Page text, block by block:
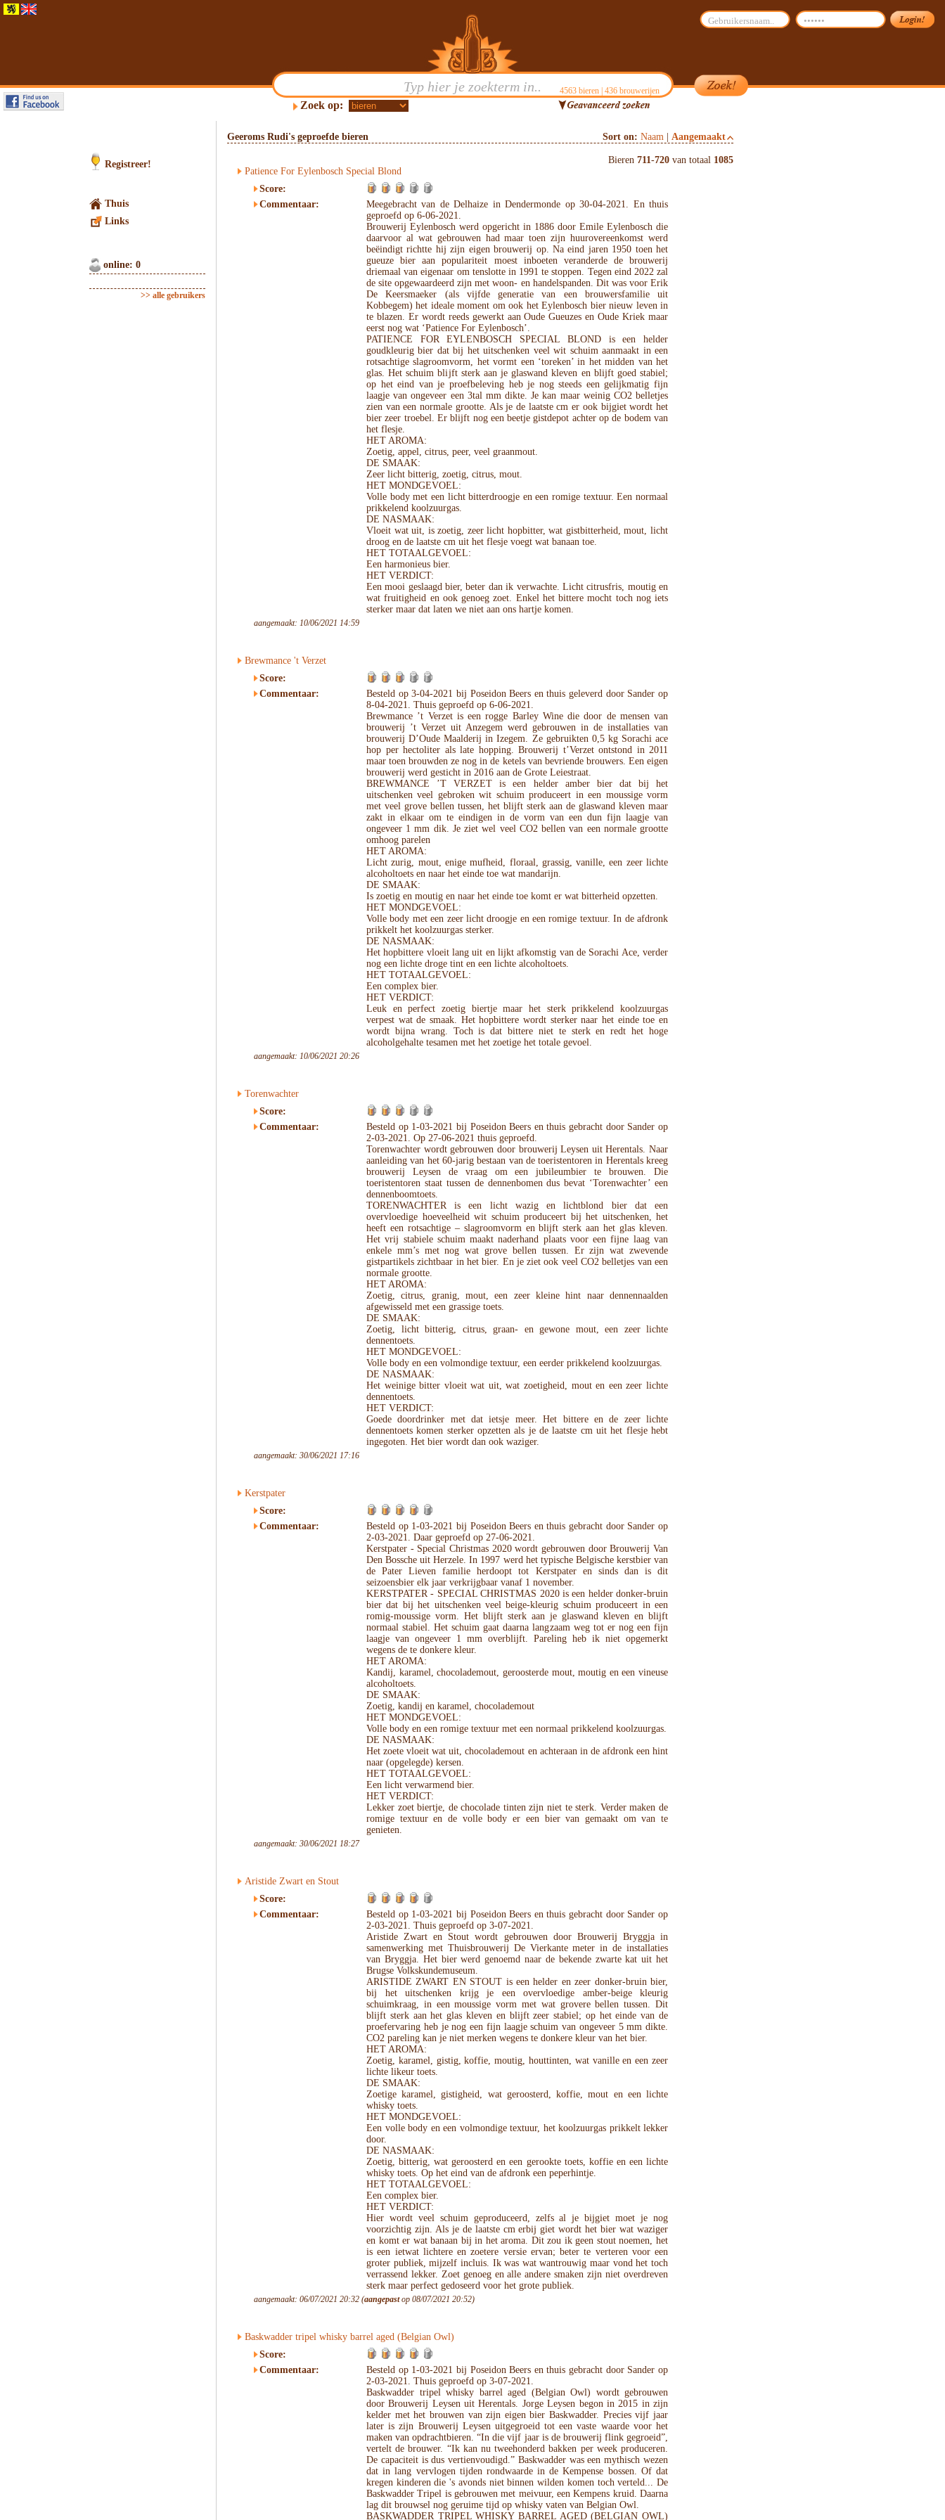
4563bieren | 436brouwerijen
Zoek op:
Registreer!
Thuis
Links
online: 0
>> alle gebruikers
Geeroms Rudi's geproefde bieren Sort on: Naam Aangemaakt
Bieren 711-720 van totaal 1085
Patience For Eylenbosch Special Blond
Score:
Commentaar:
Meegebracht van de Delhaize in Dendermonde op 30-04-2021. En thuis
geproefd op 6-06-2021.
Brouwerij Eylenbosch werd opgericht in 1886 door Emile Eylenbosch die
daarvoor al wat gebrouwen had maar toen zijn huurovereenkomst werd
beëindigt richtte hij zijn eigen brouwerij op. Na eind jaren 1950 toen het
gueuze bier aan populariteit moest inboeten veranderde de brouwerij
driemaal van eigenaar om tenslotte in 1991 te stoppen. Tegen eind 2022 zal
de site opgewaardeerd zijn met woon- en handelspanden. Dit was voor Erik
De Keersmaeker (als vijfde generatie van een brouwersfamilie uit
Kobbegem) het ideale moment om ook het Eylenbosch bier nieuw leven in
te blazen. Er wordt reeds gewerkt aan Oude Gueuzes en Oude Kriek maar
eerst nog wat ‘Patience For Eylenbosch’.
PATIENCE FOR EYLENBOSCH SPECIAL BLOND is een helder
goudkleurig bier dat bij het uitschenken veel wit schuim aanmaakt in een
rotsachtige slagroomvorm, het vormt een ‘toreken’ in het midden van het
glas. Het schuim blijft sterk aan je glaswand kleven en blijft goed stabiel;
op het eind van je proefbeleving heb je nog steeds een gelijkmatig fijn
laagje van ongeveer een 3tal mm dikte. Je kan maar weinig CO2 belletjes
zien van een normale grootte. Als je de laatste cm er ook bijgiet wordt het
bier zeer troebel. Er blijft nog een beetje gistdepot achter op de bodem van
het flesje.
HET AROMA:
Zoetig, appel, citrus, peer, veel graanmout.
DE SMAAK:
Zeer licht bitterig, zoetig, citrus, mout.
HET MONDGEVOEL:
Volle body met een licht bitterdroogje en een romige textuur. Een normaal
prikkelend koolzuurgas.
DE NASMAAK:
Vloeit wat uit, is zoetig, zeer licht hopbitter, wat gistbitterheid, mout, licht
droog en de laatste cm uit het flesje voegt wat banaan toe.
HET TOTAALGEVOEL:
Een harmonieus bier.
HET VERDICT:
Een mooi geslaagd bier, beter dan ik verwachte. Licht citrusfris, moutig en
wat fruitigheid en ook genoeg zoet. Enkel het bittere mocht toch nog iets
sterker maar dat laten we niet aan ons hartje komen.
aangemaakt: 10/06/2021 14:59
Brewmance 't Verzet
Score:
Commentaar:
Besteld op 3-04-2021 bij Poseidon Beers en thuis geleverd door Sander op
8-04-2021. Thuis geproefd op 6-06-2021.
Brewmance ’t Verzet is een rogge Barley Wine die door de mensen van
brouwerij ’t Verzet uit Anzegem werd gebrouwen in de installaties van
brouwerij D’Oude Maalderij in Izegem. Ze gebruikten 0,5 kg Sorachi ace
hop per hectoliter als late hopping. Brouwerij t’Verzet ontstond in 2011
maar toen brouwden ze nog in de ketels van bevriende brouwers. Een eigen
brouwerij werd gesticht in 2016 aan de Grote Leiestraat.
BREWMANCE ’T VERZET is een helder amber bier dat bij het
uitschenken veel gebroken wit schuim produceert in een moussige vorm
met veel grove bellen tussen, het blijft sterk aan de glaswand kleven maar
zakt in elkaar om te eindigen in de vorm van een dun fijn laagje van
ongeveer 1 mm dik. Je ziet wel veel CO2 bellen van een normale grootte
omhoog parelen
HET AROMA:
Licht zurig, mout, enige mufheid, floraal, grassig, vanille, een zeer lichte
alcoholtoets en naar het einde toe wat mandarijn.
DE SMAAK:
Is zoetig en moutig en naar het einde toe komt er wat bitterheid opzetten.
HET MONDGEVOEL:
Volle body met een zeer licht droogje en een romige textuur. In de afdronk
prikkelt het koolzuurgas sterker.
DE NASMAAK:
Het hopbittere vloeit lang uit en lijkt afkomstig van de Sorachi Ace, verder
nog een lichte droge tint en een lichte alcoholtoets.
HET TOTAALGEVOEL:
Een complex bier.
HET VERDICT:
Leuk en perfect zoetig biertje maar het sterk prikkelend koolzuurgas
verpest wat de smaak. Het hopbittere wordt sterker naar het einde toe en
wordt bijna wrang. Toch is dat bittere niet te sterk en redt het hoge
alcoholgehalte tesamen met het zoetige het totale gevoel.
aangemaakt: 10/06/2021 20:26
Torenwachter
Score:
Commentaar:
Besteld op 1-03-2021 bij Poseidon Beers en thuis gebracht door Sander op
2-03-2021. Op 27-06-2021 thuis geproefd.
Torenwachter wordt gebrouwen door brouwerij Leysen uit Herentals. Naar
aanleiding van het 60-jarig bestaan van de toeristentoren in Herentals kreeg
brouwerij Leysen de vraag om een jubileumbier te brouwen. Die
toeristentoren staat tussen de dennenbomen dus bevat ‘Torenwachter’ een
dennenboomtoets.
TORENWACHTER is een licht wazig en lichtblond bier dat een
overvloedige hoeveelheid wit schuim produceert bij het uitschenken, het
heeft een rotsachtige – slagroomvorm en blijft sterk aan het glas kleven.
Het vrij stabiele schuim maakt naderhand plaats voor een fijne laag van
enkele mm’s met nog wat grove bellen tussen. Er zijn wat zwevende
gistpartikels zichtbaar in het bier. En je ziet ook veel CO2 belletjes van een
normale grootte.
HET AROMA:
Zoetig, citrus, granig, mout, een zeer kleine hint naar dennennaalden
afgewisseld met een grassige toets.
DE SMAAK:
Zoetig, licht bitterig, citrus, graan- en gewone mout, een zeer lichte
dennentoets.
HET MONDGEVOEL:
Volle body en een volmondige textuur, een eerder prikkelend koolzuurgas.
DE NASMAAK:
Het weinige bitter vloeit wat uit, wat zoetigheid, mout en een zeer lichte
dennentoets.
HET VERDICT:
Goede doordrinker met dat ietsje meer. Het bittere en de zeer lichte
dennentoets komen sterker opzetten als je de laatste cm uit het flesje hebt
ingegoten. Het bier wordt dan ook waziger.
aangemaakt: 30/06/2021 17:16
Kerstpater
Score:
Commentaar:
Besteld op 1-03-2021 bij Poseidon Beers en thuis gebracht door Sander op
2-03-2021. Daar geproefd op 27-06-2021.
Kerstpater - Special Christmas 2020 wordt gebrouwen door Brouwerij Van
Den Bossche uit Herzele. In 1997 werd het typische Belgische kerstbier van
de Pater Lieven familie herdoopt tot Kerstpater en sinds dan is dit
seizoensbier elk jaar verkrijgbaar vanaf 1 november.
KERSTPATER - SPECIAL CHRISTMAS 2020 is een helder donker-bruin
bier dat bij het uitschenken veel beige-kleurig schuim produceert in een
romig-moussige vorm. Het blijft sterk aan je glaswand kleven en blijft
normaal stabiel. Het schuim gaat daarna langzaam weg tot er nog een fijn
laagje van ongeveer 1 mm overblijft. Pareling heb ik niet opgemerkt
wegens de te donkere kleur.
HET AROMA:
Kandij, karamel, chocolademout, geroosterde mout, moutig en een vineuse
alcoholtoets.
DE SMAAK:
Zoetig, kandij en karamel, chocolademout
HET MONDGEVOEL:
Volle body en een romige textuur met een normaal prikkelend koolzuurgas.
DE NASMAAK:
Het zoete vloeit wat uit, chocolademout en achteraan in de afdronk een hint
naar (opgelegde) kersen.
HET TOTAALGEVOEL:
Een licht verwarmend bier.
HET VERDICT:
Lekker zoet biertje, de chocolade tinten zijn niet te sterk. Verder maken de
romige textuur en de volle body er een bier van gemaakt om van te
genieten.
aangemaakt: 30/06/2021 18:27
Aristide Zwart en Stout
Score:
Commentaar:
Besteld op 1-03-2021 bij Poseidon Beers en thuis gebracht door Sander op
2-03-2021. Thuis geproefd op 3-07-2021.
Aristide Zwart en Stout wordt gebrouwen door Brouwerij Bryggja in
samenwerking met Thuisbrouwerij De Vierkante meter in de installaties
van Bryggja. Het bier werd genoemd naar de bekende zwarte kat uit het
Brugse Volkskundemuseum.
ARISTIDE ZWART EN STOUT is een helder en zeer donker-bruin bier,
bij het uitschenken krijg je een overvloedige amber-beige kleurig
schuimkraag, in een moussige vorm met wat grovere bellen tussen. Dit
blijft sterk aan het glas kleven en blijft zeer stabiel; op het einde van de
proefervaring heb je nog een fijn laagje schuim van ongeveer 5 mm dikte.
CO2 pareling kan je niet merken wegens te donkere kleur van het bier.
HET AROMA:
Zoetig, karamel, gistig, koffie, moutig, houttinten, wat vanille en een zeer
lichte likeur toets.
DE SMAAK:
Zoetige karamel, gistigheid, wat geroosterd, koffie, mout en een lichte
whisky toets.
HET MONDGEVOEL:
Een volle body en een volmondige textuur, het koolzuurgas prikkelt lekker
door.
DE NASMAAK:
Zoetig, bitterig, wat geroosterd en een gerookte toets, koffie en een lichte
whisky toets. Op het eind van de afdronk een peperhintje.
HET TOTAALGEVOEL:
Een complex bier.
HET VERDICT:
Hier wordt veel schuim geproduceerd, zelfs al je bijgiet moet je nog
voorzichtig zijn. Als je de laatste cm erbij giet wordt het bier wat waziger
en komt er wat banaan bij in het aroma. Dit zou ik geen stout noemen, het
is een ietwat lichtere en zoetere versie ervan; beter te verteren voor een
groter publiek, mijzelf incluis. Ik was wat wantrouwig maar vond het toch
verrassend lekker. Zoet genoeg en alle andere smaken zijn niet overdreven
sterk maar perfect gedoseerd voor het grote publiek.
aangemaakt: 06/07/2021 20:32 (aangepastop 08/07/2021 20:52)
Baskwadder tripel whisky barrel aged (Belgian Owl)
Score:
Commentaar:
Besteld op 1-03-2021 bij Poseidon Beers en thuis gebracht door Sander op
2-03-2021. Thuis geproefd op 3-07-2021.
Baskwadder tripel whisky barrel aged (Belgian Owl) wordt gebrouwen
door Brouwerij Leysen uit Herentals. Jorge Leysen begon in 2015 in zijn
kelder met het brouwen van zijn eigen bier Baskwadder. Precies vijf jaar
later is zijn Brouwerij Leysen uitgegroeid tot een vaste waarde voor het
maken van opdrachtbieren. “In die vijf jaar is de brouwerij flink gegroeid”,
vertelt de brouwer. “Ik kan nu tweehonderd bakken per week produceren.
De capaciteit is dus vertienvoudigd.” Baskwadder was een mythisch wezen
dat in lang vervlogen tijden rondwaarde in de Kempense bossen. Of dat
kregen kinderen die 's avonds niet binnen wilden komen toch verteld... De
Baskwadder Tripel is gebrouwen met meivuur, een Kempens kruid. Daarna
lag dit brouwsel nog geruime tijd op whisky vaten van Belgian Owl.
BASKWADDER TRIPEL WHISKY BARREL AGED (BELGIAN OWL)